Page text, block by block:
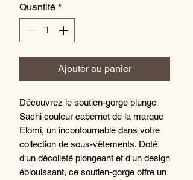
Quantité *
Ajouter au panier
Découvrez le soutien-gorge plunge
Sachi couleur cabernet de la marque
Elomi, un incontournable dans votre
collection de sous-vêtements. Doté
d'un décolleté plongeant et d'un design
éblouissant, ce soutien-gorge offre un